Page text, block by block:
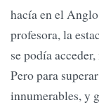
hacía en el
profesora, la
se podía
Pero para
innumerables, y